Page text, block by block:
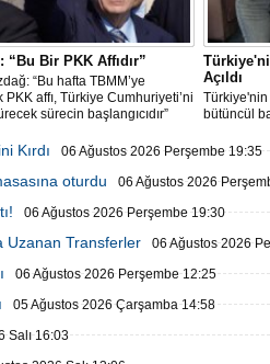
“Bu Bir PKK Affıdır”
“Bu hafta TBMM’ye
PKK affı, Türkiye Cumhuriyeti’ni
sürecin başlangıcıdır”
Açıldı
bütüncül
Kırdı 06 Ağustos 2026 Perşembe 19:35
oturdu 06 Ağustos 2026
06 Ağustos 2026 Perşembe 19:30
Uzanan Transferler 06 Ağustos 2026
06 Ağustos 2026 Perşembe 12:25
05 Ağustos 2026 Çarşamba 14:58
Salı 16:03